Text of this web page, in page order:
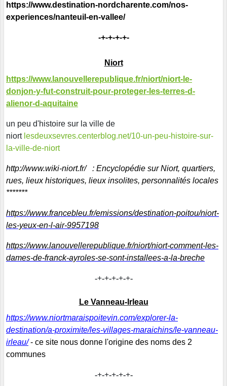
https://www.destination-nordcharente.com/nos-
experiences/nanteuil-en-vallee/
-+-+-+-+-
Niort
https://www.lanouvellerepublique.fr/niort/niort-le-
donjon-y-fut-construit-pour-proteger-les-terres-d-
alienor-d-aquitaine
un peu d'histoire sur la ville de
niort lesdeuxsevres.centerblog.net/10-un-peu-histoire-sur-
la-ville-de-niort
http://www.wiki-niort.fr/
: Encyclopédie sur Niort, quartiers,
rues, lieux historiques, lieux insolites, personnalités locales
*******
https://www.francebleu.fr/emissions/destination-poitou/niort-
les-yeux-en-l-air-9957198
https://www.lanouvellerepublique.fr/niort/niort-comment-les-
dames-de-franck-ayroles-se-sont-installees-a-la-breche
-+-+-+-+-+-
Le Vanneau-Irleau
https://www.niortmaraispoitevin.com/explorer-la-
destination/a-proximite/les-villages-maraichins/le-vanneau-
irleau/- ce site nous donne l'origine des noms des 2
communes
-+-+-+-+-+-